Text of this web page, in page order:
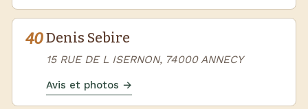
40Denis Sebire
15 RUE DE L ISERNON, 74000 ANNECY
Avis et photos →